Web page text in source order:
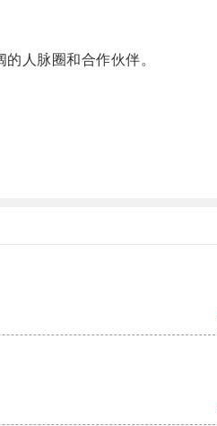
人脉圈和合作伙伴。